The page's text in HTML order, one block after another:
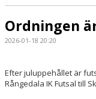
Ordningen
2026-01-18 20:20
Efter juluppehållet är
Rångedala IK Futsal till